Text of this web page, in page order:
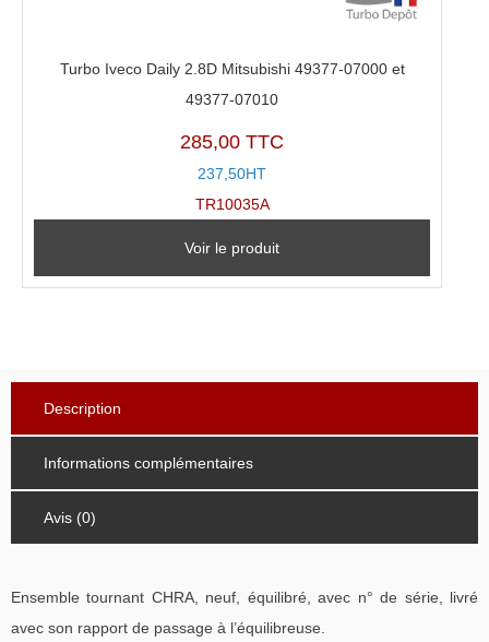
Turbo Iveco Daily 2.8D Mitsubishi 49377-07000 et
49377-07010
285,00 TTC
237,50HT
TR10035A
Voir le produit
Description
Informations complémentaires
Avis (0)
Ensemble tournant CHRA, neuf, équilibré, avec n° de série, livré
avec son rapport de passage à l’équilibreuse.